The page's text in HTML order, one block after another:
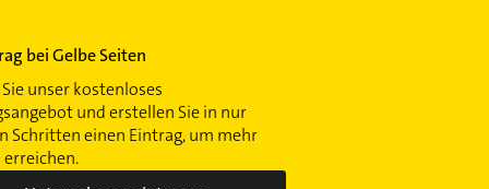
bei Gelbe Seiten
unser kostenloses
und erstellen Sie in nur
Schritten einen Eintrag, um mehr
erreichen.